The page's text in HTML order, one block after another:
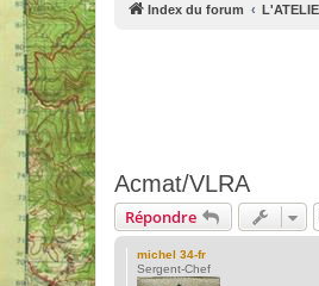
Index du forum
Acmat/VLRA
Répondre
michel 34-fr
Sergent-Chef